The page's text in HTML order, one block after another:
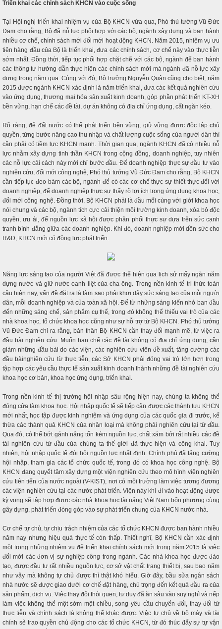
Triển khai các chính sách KHCN vào cuộc sống
Tại Hội nghị triển khai nhiệm vụ của Bộ KHCN vừa qua, Phó thủ tướng Vũ Đức
Đam cho rằng, Bộ đã nỗ lực phối hợp với các bộ, ngành xây dựng và ban hành
nhiều cơ chế, chính sách mới đổi mới hoạt động KHCN. Năm 2015, nhiệm vụ ưu
tiên hàng đầu của Bộ là triển khai, đưa các chính sách, cơ chế này vào thực tiễn
sớm nhất. Đồng thời, tiếp tục phối hợp chặt chẽ với các bộ, ngành để ban hành
các thông tư hướng dẫn thực hiện các chính sách mới mà ngành đã nỗ lực xây
dựng trong năm qua. Cùng với đó, Bộ trưởng Nguyễn Quân cũng cho biết, năm
2015 được ngành KHCN xác định là năm triển khai, đưa các kết quả nghiên cứu
vào ứng dụng, thương mại hóa sản xuất kinh doanh, góp phần phát triển KT-XH
bền vững, hạn chế các đề tài, dự án không có địa chỉ ứng dụng, cất ngăn kéo.
Rõ ràng, để đất nước có thể phát triển bền vững, giữ vững được độc lập chủ
quyền, từng bước nâng cao thu nhập và chất lượng cuộc sống của người dân thì
cần phải có tiềm lực KHCN mạnh. Thời gian qua, ngành KHCN đã có nhiều nỗ
lực nhằm xây dựng tinh thần KHCN trong cộng đồng, doanh nghiệp, tuy nhiên
các nỗ lực cải cách này mới chỉ bước đầu. Để doanh nghiệp thực sự đầu tư vào
nghiên cứu, đổi mới công nghệ, Phó thủ tướng Vũ Đức Đam cho rằng, Bộ KHCN
cần tiếp tục đeo bám các bộ, ngành để có các cơ chế thực sự thiết thực đối với
doanh nghiệp, để doanh nghiệp thực sự thấy rõ lợi ích trong ứng dụng khoa học,
đổi mới công nghệ. Đồng thời, Bộ KHCN phải là đầu mối cùng với giới khoa học
nói chung và các bộ, ngành tích cực cải thiện môi trường kinh doanh, xóa bỏ độc
quyền, ưu ái, để nguồn lực xã hội được phân phối thực sự dựa trên sức cạnh
tranh bình đẳng giữa các doanh nghiệp. Khi đó, doanh nghiệp mới dồn sức cho
R&D; KHCN mới có động lực phát triển.
Năng lực sáng tạo của người Việt đã được thể hiện qua lịch sử mấy ngàn năm
dựng nước và giữ nước oanh liệt của cha ông. Trong nền kinh tế tri thức toàn
cầu hiện nay, vấn đề đặt ra là làm sao phải khơi dậy sức sáng tạo của mỗi người
dân, mỗi doanh nghiệp và của toàn xã hội. Để từ những sáng kiến nhỏ ban đầu
đến những sáng chế, sản phẩm cụ thể, trong đó không thể thiếu vai trò của các
nhà khoa học, tổ chức khoa học cũng như sự hỗ trợ từ Bộ KHCN. Phó thủ tướng
Vũ Đức Đam chỉ ra rằng, bản thân Bộ KHCN cần thay đổi mạnh mẽ, từ việc ra
đầu bài nghiên cứu. Muốn hạn chế các đề tài không có địa chỉ ứng dụng, cần
giảm những đầu bài do các viện, các nghiên cứu viên đề xuất, tăng cường các
đầu bàinghiên cứu từ thực tiễn, các Sở KHCN phải đóng vai trò lớn hơn trong
tập hợp các yêu cầu thực tế sản xuất kinh doanh thành những đề tài nghiên cứu
khoa học cơ bản, khoa học ứng dụng, triển khai.
Trong nền kinh tế thị trường hội nhập sâu rộng hiện nay, chúng ta không thể
đóng cửa làm khoa học. Hội nhập quốc tế sẽ tiếp cận được các thành tưu KHCN
mới nhất, học tập được kinh nghiệm và ứng dụng của các quốc gia đi trước, kế
thừa các thành quả KHCN của nhân loại mà không phải nghiên cứu lại từ đầu.
Qua đó, có thể bớt gánh nặng tốn kém nguồn lực, chất xám bởi rất nhiều các đề
tài nghiên cứu từ đầu của chúng ta thế giới đã thực hiện và công khai. Tuy
nhiên, hội nhập quốc tế đòi hỏi nguồn lực nhất định. Chính phủ đã tăng cường
hội nhập, tham gia các tổ chức quốc tế, trong đó có khoa học công nghệ. Bộ
KHCN đang quyết tâm xây dựng một viện nghiên cứu theo mô hình viện nghiên
cứu tiên tiến của nước ngoài (V-KIST), nơi có môi trường làm việc tương đương
các viện nghiên cứu tại các nước phát triển. Viện này khi đi vào hoạt động được
kỳ vọng sẽ tập hợp được các nhà khoa học tài năng Việt Nam bốn phương cùng
gây dựng, phát triển đóng góp vào sự phát triển chung của KHCN nước nhà.
Cơ chế tự chủ, tự chịu trách nhiệm của các tổ chức KHCN được ban hành nhiều
năm nay nhưng hiệu quả thực tế còn thấp. Thiết nghĩ, Bộ KHCN cần xác định
một trong những nhiệm vụ để triển khai chính sách mới trong năm 2015 là việc
đổi mới các đơn vị sự nghiệp công trong ngành. Các nhà khoa học được đào
tạo, được đầu tư rất nhiều nguồn lực, cơ sở vật chất trang thiết bị, sau bao năm
như vậy mà không tự chủ được thì thật khó hiểu. Giờ đây, bầu sữa ngân sách
nhà nước sẽ được giao dưới cơ chế đặt hàng, chú trọng đến kết quả đầu ra của
sản phẩm, dịch vụ. Việc thay đổi thói quen, tư duy đã ăn sâu vào suy nghĩ và nếp
làm việc không thể một sớm một chiều, song yêu cầu chuyển đổi, thay đổi từ
thực tiễn và chính sách là không thể khác được. Việc tự chủ về bộ máy và tài
chính sẽ trao quyền chủ động cho các tổ chức KHCN, từ đó thúc đẩy sự tự vận